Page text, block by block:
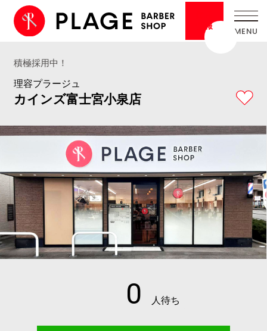
情報
積極採用中！
理容プラージュ
カインズ富士宮小泉店